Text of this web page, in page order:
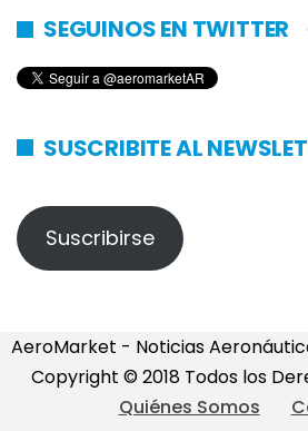
SEGUINOS EN TWITTER
SUSCRIBITE AL
Suscribirse
AeroMarket - Noticias
Copyright © 2018 Todos los
Quiénes Somos